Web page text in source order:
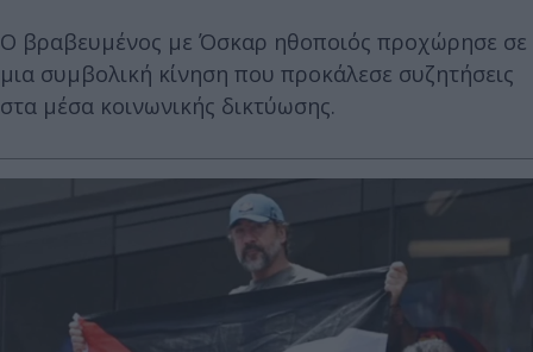
Ο βραβευμένος με Όσκαρ ηθοποιός προχώρησε σε
μια συμβολική κίνηση που προκάλεσε συζητήσεις
στα μέσα κοινωνικής δικτύωσης.